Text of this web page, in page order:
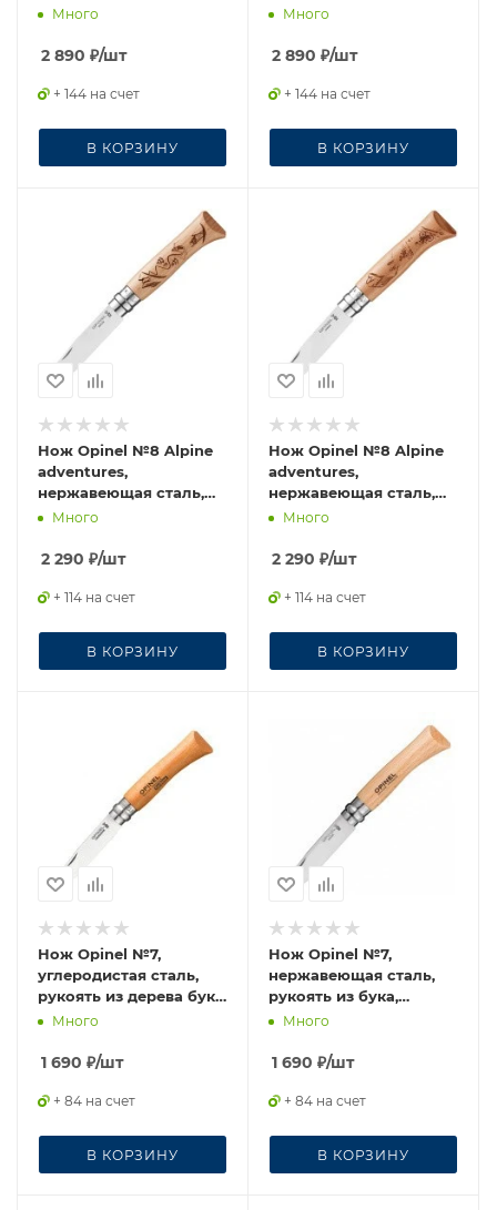
гравировка лось
Много
2 890 ₽/шт
+ 144 на счет
В КОРЗИНУ
гравировка бизон
Много
2 890 ₽/шт
+ 144 на счет
В КОРЗИНУ
Нож Opinel №8 Alpine
adventures,
нержавеющая сталь,
рукоять бук,
Много
2 290 ₽/шт
+ 114 на счет
В КОРЗИНУ
Нож Opinel №8 Alpine
adventures,
нержавеющая сталь,
рукоять бук,
велосипед
Много
2 290 ₽/шт
+ 114 на счет
В КОРЗИНУ
Нож Opinel №7,
углеродистая сталь,
рукоять из дерева бука,
113070
Много
1 690 ₽/шт
+ 84 на счет
В КОРЗИНУ
Нож Opinel №7,
нержавеющая сталь,
рукоять из бука,
000693
Много
1 690 ₽/шт
+ 84 на счет
В КОРЗИНУ